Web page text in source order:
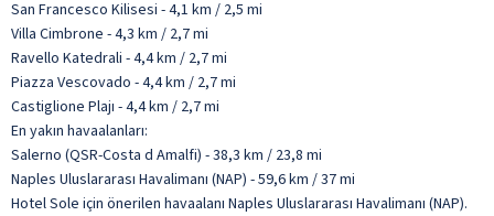
San Francesco Kilisesi - 4,1 km / 2,5 mi
Villa Cimbrone - 4,3 km / 2,7 mi
Ravello Katedrali - 4,4 km / 2,7 mi
Piazza Vescovado - 4,4 km / 2,7 mi
Castiglione Plajı - 4,4 km / 2,7 mi
En yakın havaalanları:
Salerno (QSR-Costa d Amalfi) - 38,3 km / 23,8 mi
Naples Uluslararası Havalimanı (NAP) - 59,6 km / 37 mi
Hotel Sole için önerilen havaalanı Naples Uluslararası Havalimanı (NAP).